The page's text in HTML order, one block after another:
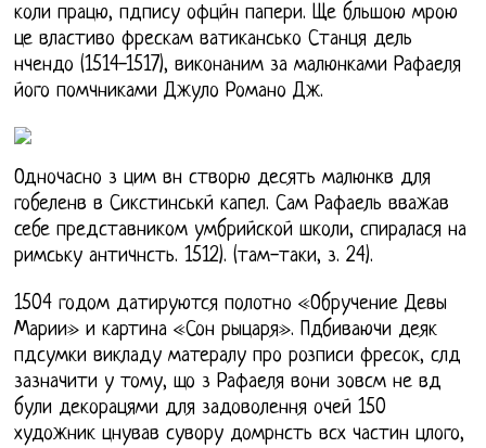
коли працю, пдпису офцйн папери. Ще бльшою мрою
це властиво фрескам ватикансько Станця дель
нчендо (1514-1517), виконаним за малюнками Рафаеля
його помчниками Джуло Романо Дж.
Одночасно з цим вн створю десять малюнкв для
гобеленв в Сикстинськй капел. Сам Рафаель вважав
себе представником умбрийской школи, спиралася на
римську античнсть. 1512). (там-таки, з. 24).
1504 годом датируются полотно «Обручение Девы
Марии» и картина «Сон рыцаря». Пдбиваючи деяк
пдсумки викладу матералу про розписи фресок, слд
зазначити у тому, що з Рафаеля вони зовсм не вд
були декорацями для задоволення очей 150
художник цнував сувору домрнсть всх частин цлого,